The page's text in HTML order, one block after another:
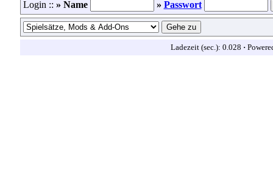
Login :: » Name » Passwort
Ladezeit (sec.): 0.028 ·